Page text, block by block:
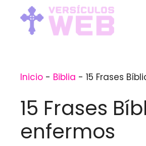
content
Inicio - Biblia - 15 Frases
15 Frases
enfermos